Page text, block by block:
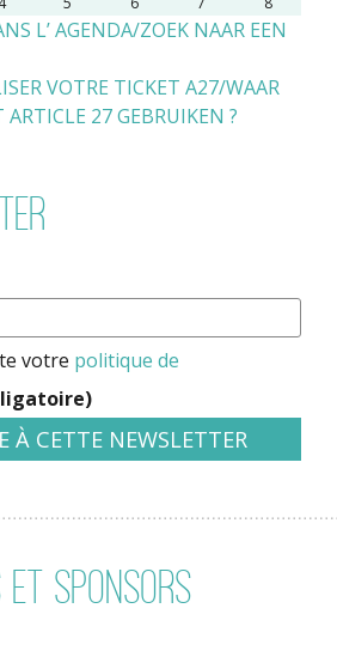
L’ AGENDA/ZOEK NAAR EEN
VOTRE TICKET A27/WAAR
27 GEBRUIKEN ?
votre politique de
et sponsors